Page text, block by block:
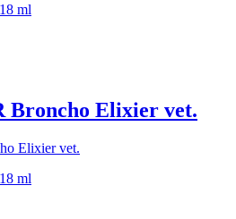
ml
Elixier vet.
ml